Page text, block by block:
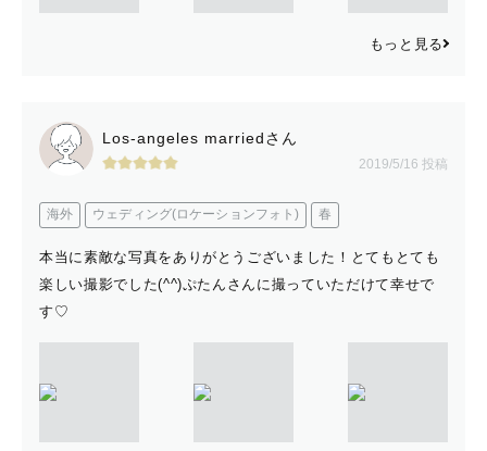
もっと見る
Los-angeles marriedさん
2019/5/16 投稿
海外 ウェディング(ロケーションフォト) 春
本当に素敵な写真をありがとうございました！とてもとても
楽しい撮影でした(^^)ぷたんさんに撮っていただけて幸せで
す♡